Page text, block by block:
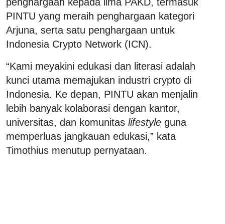
PINTU yang meraih penghargaan kategori
Arjuna, serta satu penghargaan untuk
Indonesia Crypto Network (ICN).
“Kami meyakini edukasi dan literasi adalah
kunci utama memajukan industri crypto di
Indonesia. Ke depan, PINTU akan menjalin
lebih banyak kolaborasi dengan kantor,
universitas, dan komunitas lifestyle guna
memperluas jangkauan edukasi,” kata
Timothius menutup pernyataan.